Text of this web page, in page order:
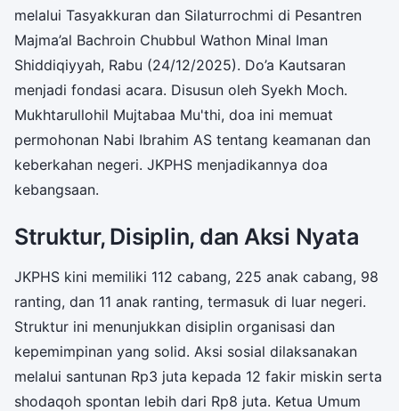
melalui Tasyakkuran dan Silaturrochmi di Pesantren
Majma’al Bachroin Chubbul Wathon Minal Iman
Shiddiqiyyah, Rabu (24/12/2025). Do’a Kautsaran
menjadi fondasi acara. Disusun oleh Syekh Moch.
Mukhtarullohil Mujtabaa Mu'thi, doa ini memuat
permohonan Nabi Ibrahim AS tentang keamanan dan
keberkahan negeri. JKPHS menjadikannya doa
kebangsaan.
Struktur, Disiplin, dan Aksi Nyata
JKPHS kini memiliki 112 cabang, 225 anak cabang, 98
ranting, dan 11 anak ranting, termasuk di luar negeri.
Struktur ini menunjukkan disiplin organisasi dan
kepemimpinan yang solid. Aksi sosial dilaksanakan
melalui santunan Rp3 juta kepada 12 fakir miskin serta
shodaqoh spontan lebih dari Rp8 juta. Ketua Umum